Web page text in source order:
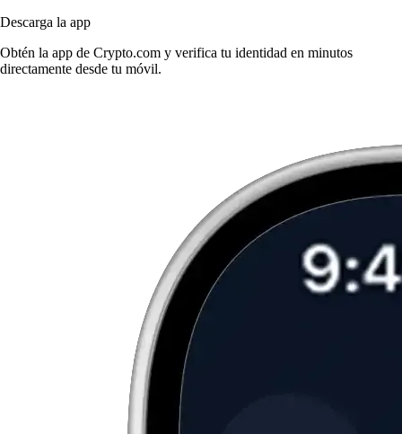
Descarga la app
Obtén la app de Crypto.com y verifica tu identidad en minutos
directamente desde tu móvil.